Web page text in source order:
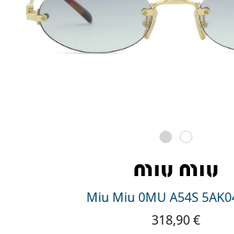
Miu Miu 0MU A54S
318,90 €